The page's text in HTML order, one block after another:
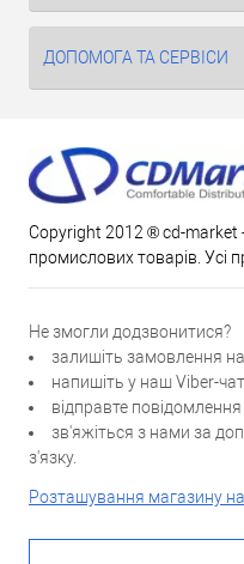
ДОПОМОГА ТА СЕРВІСИ
Copyright 2012 ® cd-market
промислових товарів. Усі
Не змогли додзвонитися?
залишіть замовлення на
напишіть у наш Viber-
відправте
зв'яжіться з нами за
з'язку.
Розташування магазину